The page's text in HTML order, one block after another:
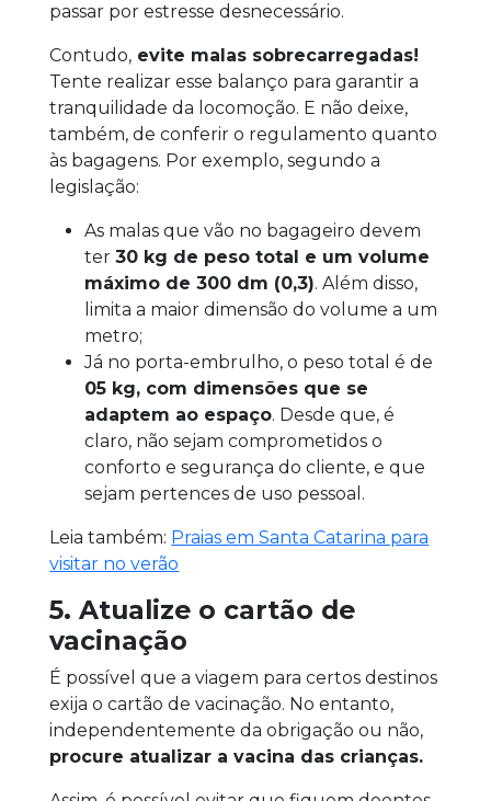
passar por estresse desnecessário.
Contudo, evite malas sobrecarregadas!
Tente realizar esse balanço para garantir a
tranquilidade da locomoção. E não deixe,
também, de conferir o regulamento quanto
às bagagens. Por exemplo, segundo a
legislação:
As malas que vão no bagageiro devem
ter30 kg de peso total e um volume
máximo de 300 dm (0,3). Além disso,
limita a maior dimensão do volume a um
metro;
Já no porta-embrulho, o peso total é de
05 kg, com dimensões que se
adaptem ao espaço. Desde que, é
claro, não sejam comprometidos o
conforto e segurança do cliente, e que
sejam pertences de uso pessoal.
Leia também: Praias em Santa Catarina para
visitar no verão
5. Atualize o cartão de
vacinação
É possível que a viagem para certos destinos
exija o cartão de vacinação. No entanto,
independentemente da obrigação ou não,
procure atualizar a vacina das crianças.